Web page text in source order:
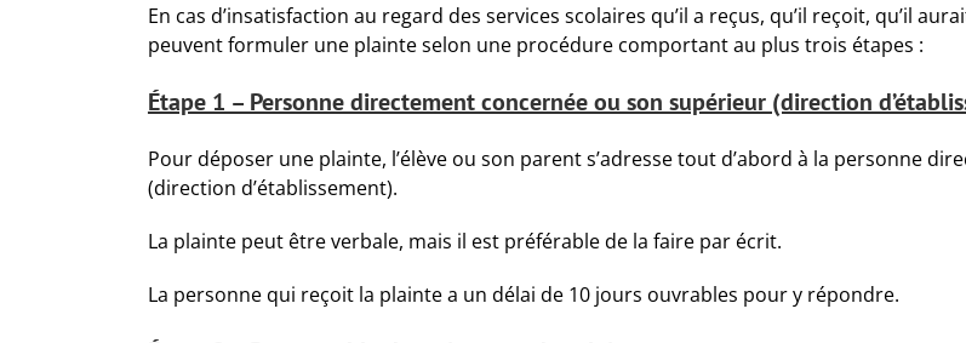
En cas d’insatisfaction au regard des services scolaires qu’il a reçus, qu’il reçoit, qu’il
peuvent formuler une plainte selon une procédure comportant au plus trois étapes :
Étape 1 – Personne directement concernée ou son supérieur (direction
Pour déposer une plainte, l’élève ou son parent s’adresse tout d’abord à la personne
(direction d’établissement).
La plainte peut être verbale, mais il est préférable de la faire par écrit.
La personne qui reçoit la plainte a un délai de 10 jours ouvrables pour y répondre.